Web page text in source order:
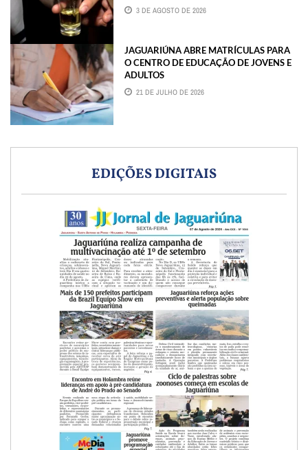
3 DE AGOSTO DE 2026
JAGUARIÚNA ABRE MATRÍCULAS PARA
O CENTRO DE EDUCAÇÃO DE JOVENS E
ADULTOS
21 DE JULHO DE 2026
EDIÇÕES DIGITAIS